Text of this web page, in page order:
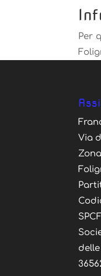
Per
Via